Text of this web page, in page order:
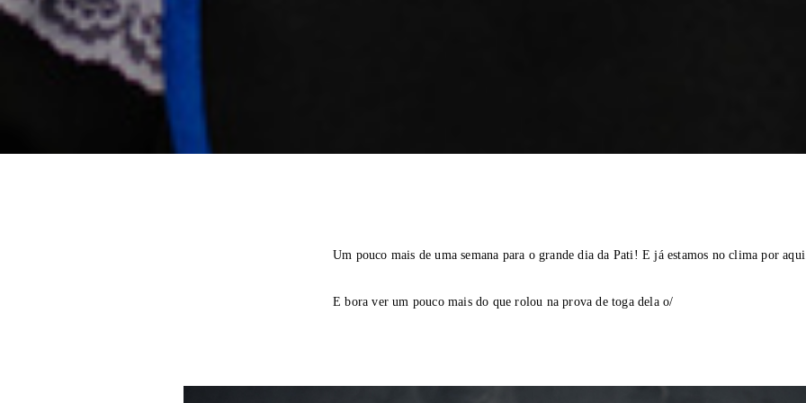
Um pouco mais de uma semana para o grande dia da Pati! E já estamos no clima por
E bora ver um pouco mais do que rolou na prova de toga dela o/